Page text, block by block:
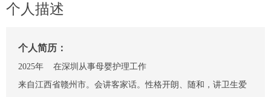
个人描述
个人简历：
2025年 在深圳从事母婴护理工作
来自江西省赣州市。会讲客家话。性格开朗、随和，讲卫生爱